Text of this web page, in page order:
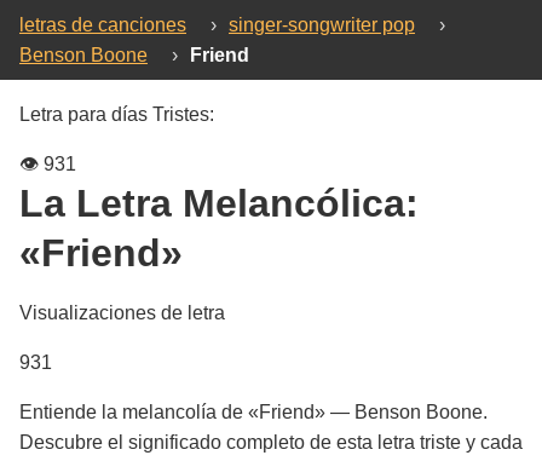
letras de canciones › singer-songwriter pop
›
Benson Boone
› Friend
Letra para días Tristes:
👁️ 931
La Letra Melancólica:
«Friend»
Visualizaciones de letra
931
Entiende la melancolía de «Friend» — Benson Boone.
Descubre el significado completo de esta letra triste y cada